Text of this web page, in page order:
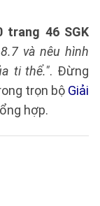
trang 46 SGK
và nêu hình
ti thể.". Đừng
trọn bộ Giải
hợp.